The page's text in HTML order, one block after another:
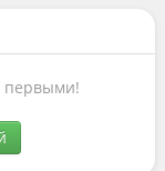
первыми!